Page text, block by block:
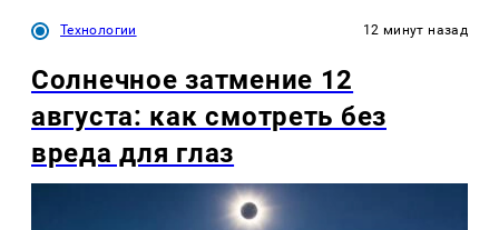
Технологии 12 минут назад
Солнечное затмение 12
августа: как смотреть без
вреда для глаз